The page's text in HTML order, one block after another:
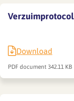
Verzuimprotocol
Download
PDF document 342.11 KB